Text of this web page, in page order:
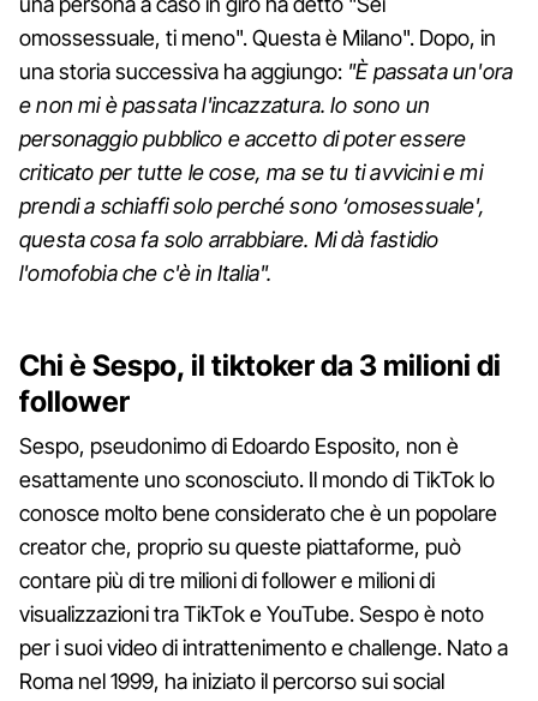
omossessuale, ti meno". Questa è Milano". Dopo, in
una storia successiva ha aggiungo: "È passata un'ora
e non mi è passata l'incazzatura. Io sono un
personaggio pubblico e accetto di poter essere
criticato per tutte le cose, ma se tu ti avvicini e mi
prendi a schiaffi solo perché sono ‘omosessuale',
questa cosa fa solo arrabbiare. Mi dà fastidio
l'omofobia che c'è in Italia".
Chi è Sespo, il tiktoker da 3 milioni di
follower
Sespo, pseudonimo di Edoardo Esposito, non è
esattamente uno sconosciuto. Il mondo di TikTok lo
conosce molto bene considerato che è un popolare
creator che, proprio su queste piattaforme, può
contare più di tre milioni di follower e milioni di
visualizzazioni tra TikTok e YouTube. Sespo è noto
per i suoi video di intrattenimento e challenge. Nato a
Roma nel 1999, ha iniziato il percorso sui social